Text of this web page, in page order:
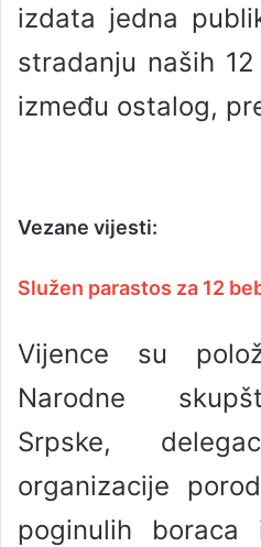
izdata jedna
stradanju naših
između ostalog,
Vezane vijesti:
Služen parastos za 12
Vijence su
Narodne
Srpske,
organizacije
poginulih